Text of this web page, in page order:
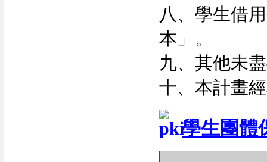
八、學生借
本」。
九、其他未
十、本計畫
學生團體